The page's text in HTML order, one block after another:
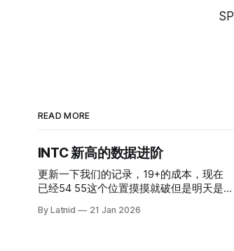
READ MORE
INTC 新高的数据进阶
更新一下我们的记录，19+的成本，现在
已经54 55这个位置摸摸就破但是明天是
而应该谨慎，数据很明显偏向多头，47的
By Latnid 21 Jan 2026